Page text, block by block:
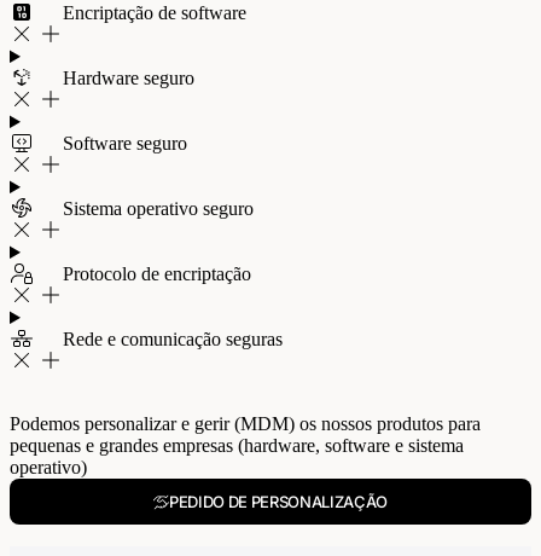
Encriptação de software
Hardware seguro
Software seguro
Sistema operativo seguro
Protocolo de encriptação
Rede e comunicação seguras
Podemos personalizar e gerir (MDM) os nossos produtos para
pequenas e grandes empresas (hardware, software e sistema
operativo)
PEDIDO DE PERSONALIZAÇÃO